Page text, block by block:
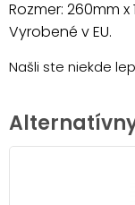
Rozmer: 260mm x
Vyrobené v EU.
Našli ste niekde